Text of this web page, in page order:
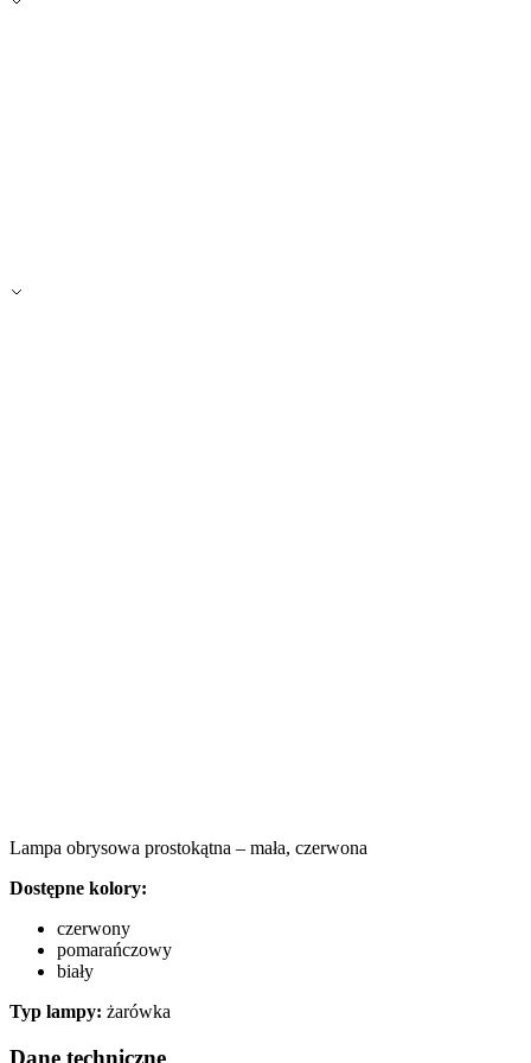
Lampa obrysowa prostokątna – mała, czerwona
Dostępne kolory:
czerwony
pomarańczowy
biały
Typ lampy: żarówka
Dane techniczne